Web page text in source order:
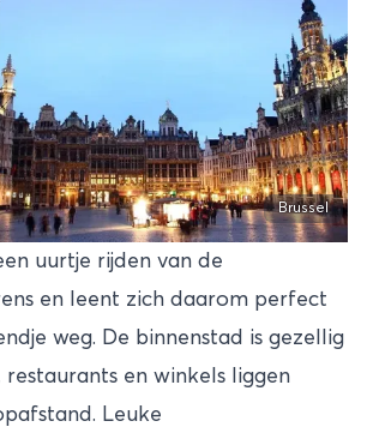
Brussel
uurtje rijden van de
en leent zich daarom perfect
weg. De binnenstad is gezellig
restaurants en winkels liggen
Leuke